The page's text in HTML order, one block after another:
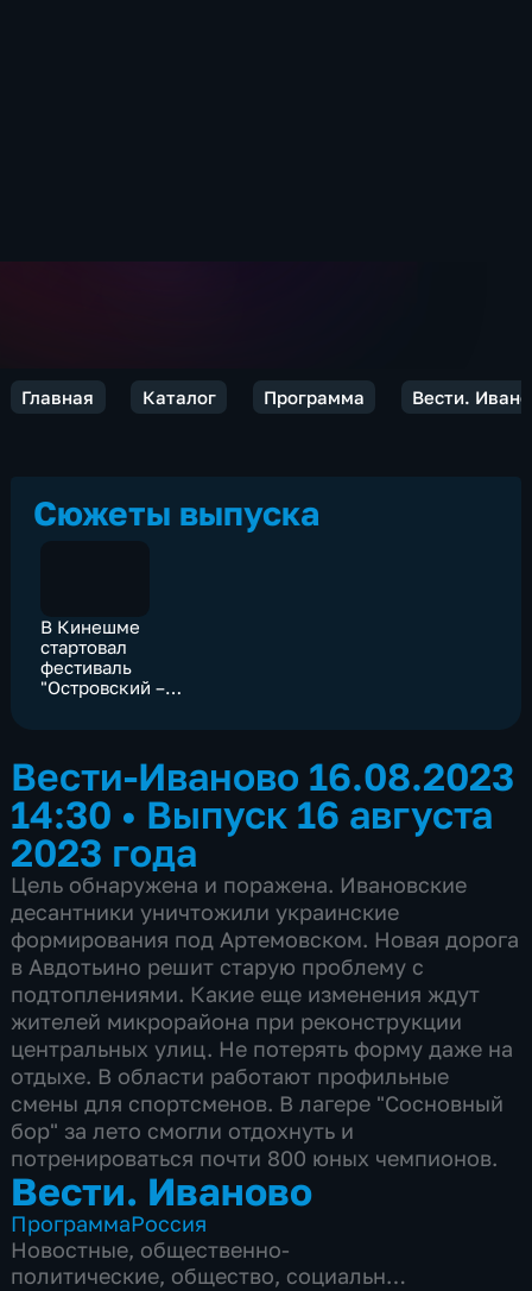
Главная Каталог Программа Вести.
Сюжеты выпуска
В Кинешме
стартовал
фестиваль
"Островский –
Вести-Иваново 16.08.2023
14:30 • Выпуск 16 августа
2023 года
Цель обнаружена и поражена. Ивановские
десантники уничтожили украинские
формирования под Артемовском. Новая дорога
в Авдотьино решит старую проблему с
подтоплениями. Какие еще изменения ждут
жителей микрорайона при реконструкции
центральных улиц. Не потерять форму даже на
отдыхе. В области работают профильные
смены для спортсменов. В лагере "Сосновный
бор" за лето смогли отдохнуть и
потренироваться почти 800 юных чемпионов.
Вести. Иваново
ПрограммаРоссия
Новостные, общественно-
политические, общество, социально-